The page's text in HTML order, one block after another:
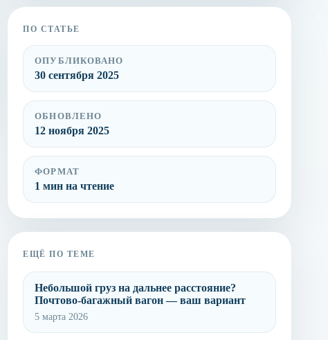
ПО СТАТЬЕ
ОПУБЛИКОВАНО
30 сентября 2025
ОБНОВЛЕНО
12 ноября 2025
ФОРМАТ
1 мин на чтение
ЕЩЁ ПО ТЕМЕ
Небольшой груз на дальнее расстояние?
Почтово-багажный вагон — ваш вариант
5 марта 2026